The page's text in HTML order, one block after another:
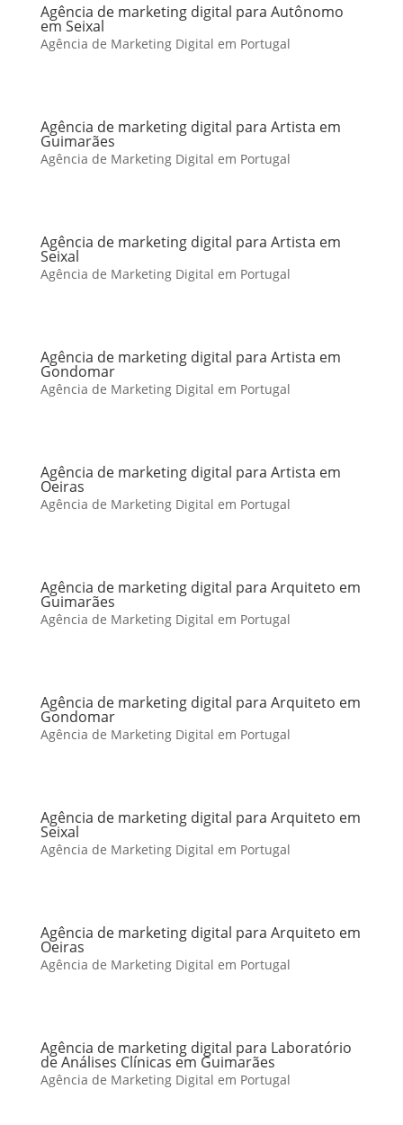
Agência de marketing digital para Autônomo
em Seixal
Agência de Marketing Digital em Portugal
Agência de marketing digital para Artista em
Guimarães
Agência de Marketing Digital em Portugal
Agência de marketing digital para Artista em
Seixal
Agência de Marketing Digital em Portugal
Agência de marketing digital para Artista em
Gondomar
Agência de Marketing Digital em Portugal
Agência de marketing digital para Artista em
Oeiras
Agência de Marketing Digital em Portugal
Agência de marketing digital para Arquiteto em
Guimarães
Agência de Marketing Digital em Portugal
Agência de marketing digital para Arquiteto em
Gondomar
Agência de Marketing Digital em Portugal
Agência de marketing digital para Arquiteto em
Seixal
Agência de Marketing Digital em Portugal
Agência de marketing digital para Arquiteto em
Oeiras
Agência de Marketing Digital em Portugal
Agência de marketing digital para Laboratório
de Análises Clínicas em Guimarães
Agência de Marketing Digital em Portugal